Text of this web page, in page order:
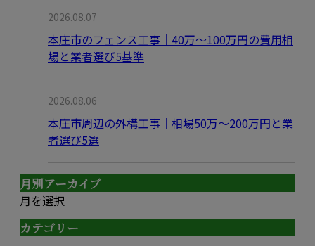
2026.08.07
本庄市のフェンス工事｜40万〜100万円の費用相
場と業者選び5基準
2026.08.06
本庄市周辺の外構工事｜相場50万〜200万円と業
者選び5選
月別アーカイブ
月を選択
カテゴリー